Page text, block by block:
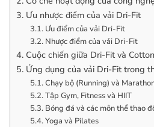
3. Ưu nhược điểm của vải Dri-Fit
3.1. Ưu điểm của vải Dri-Fit
3.2. Nhược điểm của vải Dri-Fit
4. Cuộc chiến giữa Dri-Fit và Cotton
5. Ứng dụng của vải Dri-Fit trong
5.1. Chạy bộ (Running) và
5.2. Tập Gym, Fitness và HIIT
5.3. Bóng đá và các môn thể thao
5.4. Yoga và Pilates